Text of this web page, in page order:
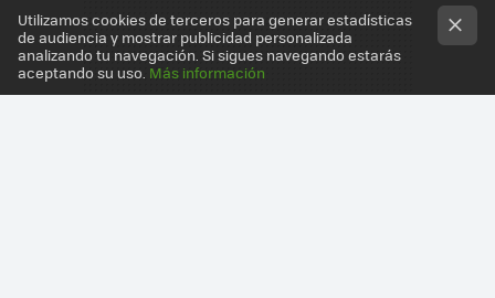
Utilizamos cookies de terceros para generar estadísticas
de audiencia y mostrar publicidad personalizada
analizando tu navegación. Si sigues navegando estarás
aceptando su uso. Más información